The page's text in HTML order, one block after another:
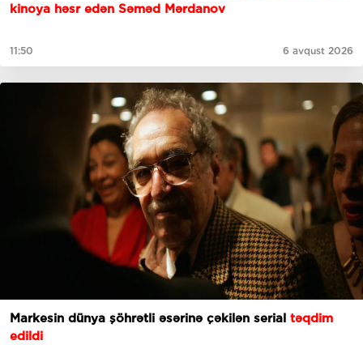
kinoya həsr edən Səməd Mərdanov
11:50 6 avqust 2026
Markesin dünya şöhrətli əsərinə çəkilən serial təqdim
edildi